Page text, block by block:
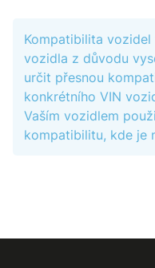
Kompatibilita
vozidla z důvodu
určit přesnou
konkrétního VIN
Vaším vozidlem
kompatibilitu, kde je